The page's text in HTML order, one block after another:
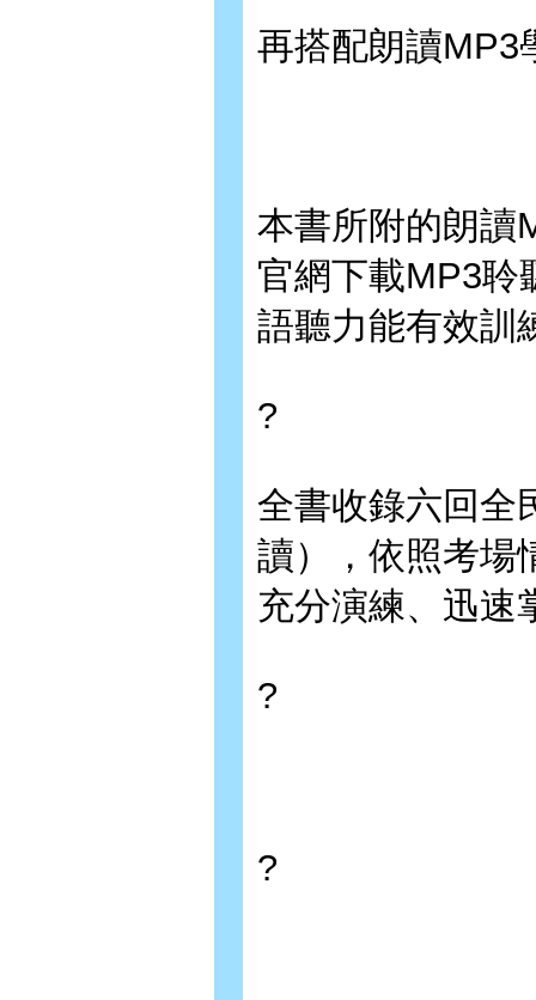
再搭配朗讀MP3
本書所附的朗讀
官網下載MP3聆
語聽力能有效訓
?
全書收錄六回全
讀），依照考場
充分演練、迅速
?
?